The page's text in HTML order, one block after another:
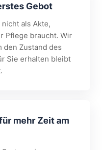
Gebot
als Akte,
Pflege braucht. Wir
den Zustand des
Sie erhalten bleibt
mehr Zeit am